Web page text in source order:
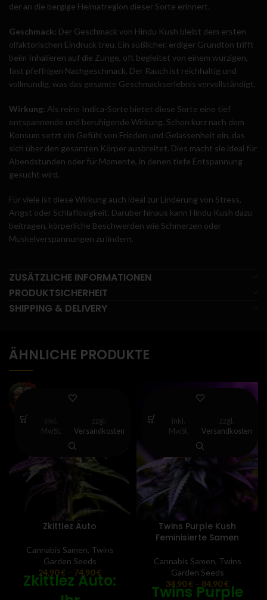
der an die bergige Heimatregion dieser Sorte erinnert.
Geschmack: Der Geschmack von Hindu Kush bleibt dem ersten
olfaktorischen Eindruck treu. Ein süßlicher, erdiger Grundton trifft
beim Inhalieren auf die Zunge, oft begleitet von einem würzigen,
fast pfeffrigen Nachgeschmack. Der Rauch ist reichhaltig und
vollmundig, was das gesamte Geschmackserlebnis vervollständigt.
Wirkung: Als reine Indica-Sorte bietet diese Sorte eine tief
entspannende und beruhigende Wirkung. Schon kurz nach dem
Konsum setzt ein Gefühl von Frieden und Gelassenheit ein, das
sich über den gesamten Körper ausbreitet. Dies macht sie ideal für
Abendstunden oder für Momente, in denen tiefe Entspannung
gesucht wird.
Für viele ist diese Wirkung auch ideal zur Linderung von Stress,
Angst oder Schlaflosigkeit. Darüber hinaus kann Hindu Kush dazu
beitragen, körperliche Beschwerden wie Schmerzen oder
Muskelverspannungen zu lindern.
ZUSÄTZLICHE INFORMATIONEN
PRODUKTSICHERHEIT
SHIPPING & DELIVERY
ÄHNLICHE PRODUKTE
Zkittlez Auto
Cannabis Samen, Twins
Garden Seeds
24,90€ – 74,90€
Zkittlez Auto:
inkl.
MwSt.
zzgl.
Versandkosten
Twins Purple Kush
Feminisierte Samen
Cannabis Samen, Twins
Garden Seeds
34,90€ – 84,90€
Twins Purple
inkl.
MwSt.
zzgl.
Versandkosten